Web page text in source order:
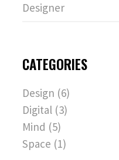
Designer
CATEGORIES
Design (6)
Digital (3)
Mind (5)
Space (1)